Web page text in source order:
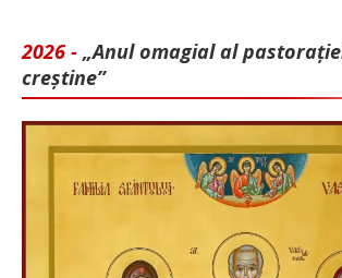
2026 - „Anul omagial al
creștine”